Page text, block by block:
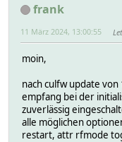
frank
11 März 2024, 13:00:55
moin,
nach culfw update
empfang bei der
zuverlässig
alle möglichen
restart, attr rfmode